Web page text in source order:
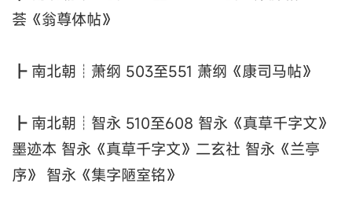
荟《翁尊体帖》
┣ 南北朝┊萧纲 503至551 萧纲《康司马帖》
┣ 南北朝┊智永 510至608 智永《真草千字文》
墨迹本 智永《真草千字文》二玄社 智永《兰亭
序》 智永《集字陋室铭》